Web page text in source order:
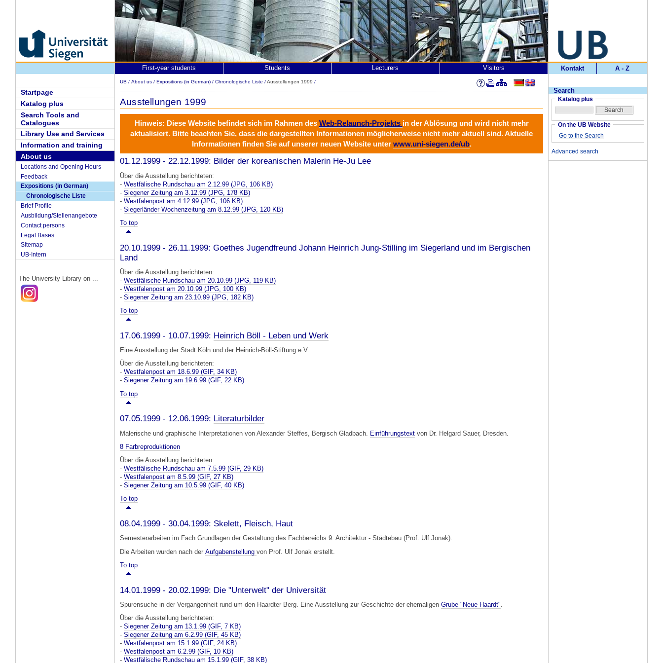
Startpage
Katalog plus
Search Tools and
Catalogues
Library Use and Services
Information and training
About us
Locations and Opening Hours
Feedback
Expositions (in German)
Chronologische Liste
Brief Profile
Ausbildung/Stellenangebote
Contact persons
Legal Bases
Sitemap
UB-Intern
The University Library on ...
Kontakt A - Z
Search
Katalog plus
On the UB Website
Go to the Search
Advanced search
First-year students Students Lecturers Visitors
UB / About us / Expositions (in German) / Chronologische Liste /Ausstellungen 1999 /
Ausstellungen 1999
Hinweis: Diese Website befindet sich im Rahmen des Web-Relaunch-Projekts in der Ablösung und wird nicht mehr
aktualisiert. Bitte beachten Sie, dass die dargestellten Informationen möglicherweise nicht mehr aktuell sind. Aktuelle
Informationen finden Sie auf unserer neuen Website unter www.uni-siegen.de/ub.
01.12.1999 - 22.12.1999: Bilder der koreanischen Malerin He-Ju Lee
Über die Ausstellung berichteten:
- Westfälische Rundschau am 2.12.99 (JPG, 106 KB)
- Siegener Zeitung am 3.12.99 (JPG, 178 KB)
- Westfalenpost am 4.12.99 (JPG, 106 KB)
- Siegerländer Wochenzeitung am 8.12.99 (JPG, 120 KB)
To top
20.10.1999 - 26.11.1999: Goethes Jugendfreund Johann Heinrich Jung-Stilling im Siegerland und im Bergischen
Land
Über die Ausstellung berichteten:
- Westfälische Rundschau am 20.10.99 (JPG, 119 KB)
- Westfalenpost am 20.10.99 (JPG, 100 KB)
- Siegener Zeitung am 23.10.99 (JPG, 182 KB)
To top
17.06.1999 - 10.07.1999: Heinrich Böll - Leben und Werk
Eine Ausstellung der Stadt Köln und der Heinrich-Böll-Stiftung e.V.
Über die Ausstellung berichteten:
- Westfalenpost am 18.6.99 (GIF, 34 KB)
- Siegener Zeitung am 19.6.99 (GIF, 22 KB)
To top
07.05.1999 - 12.06.1999: Literaturbilder
Malerische und graphische Interpretationen von Alexander Steffes, Bergisch Gladbach. Einführungstext von Dr. Helgard Sauer, Dresden.
8 Farbreproduktionen
Über die Ausstellung berichteten:
- Westfälische Rundschau am 7.5.99 (GIF, 29 KB)
- Westfalenpost am 8.5.99 (GIF, 27 KB)
- Siegener Zeitung am 10.5.99 (GIF, 40 KB)
To top
08.04.1999 - 30.04.1999: Skelett, Fleisch, Haut
Semesterarbeiten im Fach Grundlagen der Gestaltung des Fachbereichs 9: Architektur - Städtebau (Prof. Ulf Jonak).
Die Arbeiten wurden nach der Aufgabenstellung von Prof. Ulf Jonak erstellt.
To top
14.01.1999 - 20.02.1999: Die "Unterwelt" der Universität
Spurensuche in der Vergangenheit rund um den Haardter Berg. Eine Ausstellung zur Geschichte der ehemaligen Grube "Neue Haardt".
Über die Ausstellung berichteten:
- Siegener Zeitung am 13.1.99 (GIF, 7 KB)
- Siegener Zeitung am 6.2.99 (GIF, 45 KB)
- Westfalenpost am 15.1.99 (GIF, 24 KB)
- Westfalenpost am 6.2.99 (GIF, 10 KB)
- Westfälische Rundschau am 15.1.99 (GIF, 38 KB)